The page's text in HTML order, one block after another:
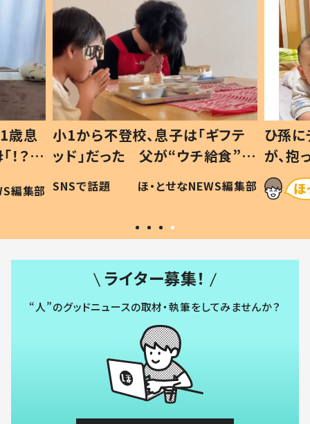
歳息
？」
編集部
小1から不登校、息子は「ギフテ
ッド」だった 父が“ウチ給食”を
作り続ける理由とは #令和の親
#令和の子
SNSで話題 ほ・とせなNEWS編集部
ひ孫
が、
「涙が
い」
ライター募集！
“人”のグッドニュースの取材・執筆をしてみませんか？